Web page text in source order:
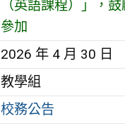
（英語課程）」，
參加
2026 年 4 月 30 日
教學組
校務公告